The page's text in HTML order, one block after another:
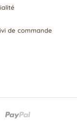
de commande